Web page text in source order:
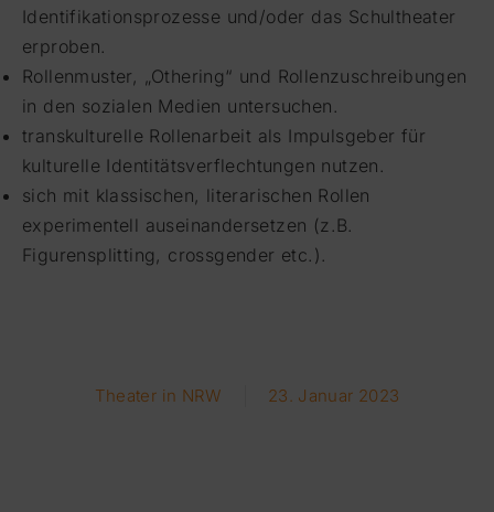
Identifikationsprozesse und/oder das Schultheater
erproben.
Rollenmuster, „Othering“ und Rollenzuschreibungen
in den sozialen Medien untersuchen.
transkulturelle Rollenarbeit als Impulsgeber für
kulturelle Identitätsverflechtungen nutzen.
sich mit klassischen, literarischen Rollen
experimentell auseinandersetzen (z.B.
Figurensplitting, crossgender etc.).
Theater in NRW 23. Januar 2023